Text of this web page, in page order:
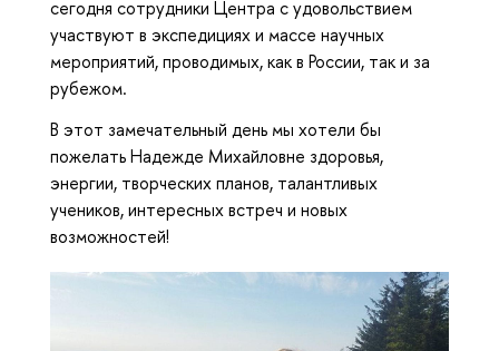
сегодня сотрудники Центра с удовольствием
участвуют в экспедициях и массе научных
мероприятий, проводимых, как в России, так и за
рубежом.
В этот замечательный день мы хотели бы
пожелать Надежде Михайловне здоровья,
энергии, творческих планов, талантливых
учеников, интересных встреч и новых
возможностей!